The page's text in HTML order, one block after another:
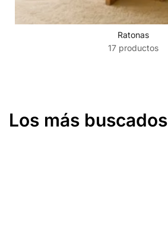
Ratonas
17 productos
Los más buscados